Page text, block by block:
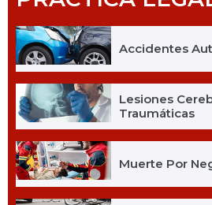
Accidentes
Lesiones
Traumáticas
Muerte Por